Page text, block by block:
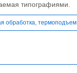
типографиями.
обработка, термоподъем